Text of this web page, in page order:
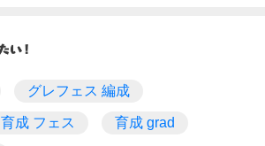
グレフェス 編成
育成 フェス 育成 grad